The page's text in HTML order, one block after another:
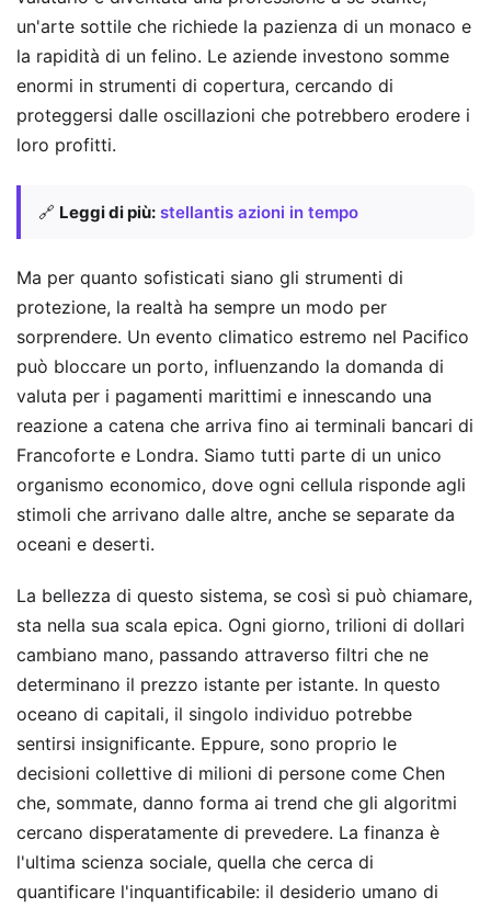
un'arte sottile che richiede la pazienza di un monaco e
la rapidità di un felino. Le aziende investono somme
enormi in strumenti di copertura, cercando di
proteggersi dalle oscillazioni che potrebbero erodere i
loro profitti.
🔗 Leggi di più: stellantis azioni in tempo
Ma per quanto sofisticati siano gli strumenti di
protezione, la realtà ha sempre un modo per
sorprendere. Un evento climatico estremo nel Pacifico
può bloccare un porto, influenzando la domanda di
valuta per i pagamenti marittimi e innescando una
reazione a catena che arriva fino ai terminali bancari di
Francoforte e Londra. Siamo tutti parte di un unico
organismo economico, dove ogni cellula risponde agli
stimoli che arrivano dalle altre, anche se separate da
oceani e deserti.
La bellezza di questo sistema, se così si può chiamare,
sta nella sua scala epica. Ogni giorno, trilioni di dollari
cambiano mano, passando attraverso filtri che ne
determinano il prezzo istante per istante. In questo
oceano di capitali, il singolo individuo potrebbe
sentirsi insignificante. Eppure, sono proprio le
decisioni collettive di milioni di persone come Chen
che, sommate, danno forma ai trend che gli algoritmi
cercano disperatamente di prevedere. La finanza è
l'ultima scienza sociale, quella che cerca di
quantificare l'inquantificabile: il desiderio umano di